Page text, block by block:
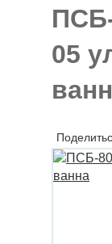
05